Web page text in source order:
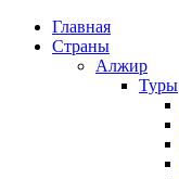
Главная
Страны
Алжир
Туры